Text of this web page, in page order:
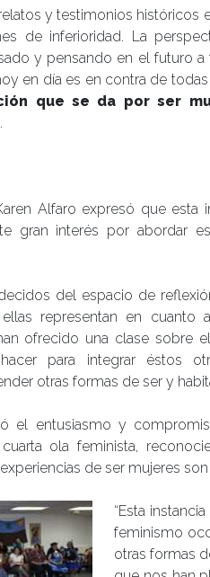
y testimonios
de inferioridad. La
y pensando en el futuro
en día es en contra de
que se da por ser
Alfaro expresó que
gran interés por abordar
del espacio de
representan en cuanto
ofrecido una clase sobre
para integrar éstos
otras formas de ser y
el entusiasmo y
ola feminista,
de ser mujeres
“Esta
feminismo
otras formas